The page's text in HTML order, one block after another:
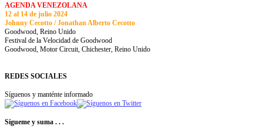
AGENDA VENEZOLANA
12 al 14 de julio 2024
Johnny Cecotto / Jonathan Alberto Cecotto
Goodwood, Reino Unido
Festival de la Velocidad de Goodwood
Goodwood, Motor Circuit, Chichester, Reino Unido
REDES SOCIALES
Síguenos y manténte informado
Sígueme y suma . . .